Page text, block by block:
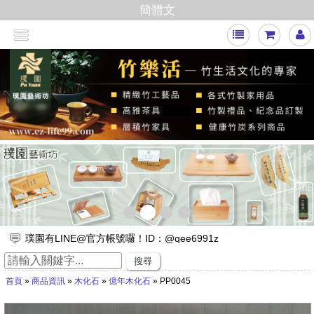
簡體文
< >
璞園有LINE@官方帳號囉！ID：@qee6991z
放假出遊，來竹山璞園享受一趟竹與木化石的自然之旅吧！
竹子的專家，有任何與竹相關的問題歡迎找璞園！
【舒浮沙發】隆重登場
搜尋
首頁» 商品資訊» 木化石» 億年木化石» PP0045